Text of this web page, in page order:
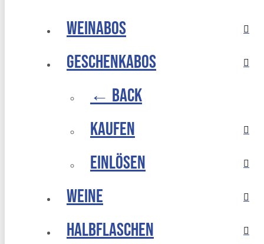
Weinabos
Geschenkabos
← Back
Kaufen
Einlösen
Weine
Halbflaschen